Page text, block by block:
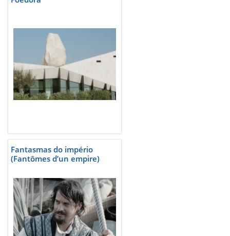
Fantasmas do império
(Fantômes d’un empire)